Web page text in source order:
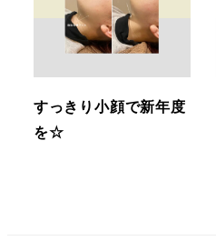
すっきり小顔で新年度
を☆